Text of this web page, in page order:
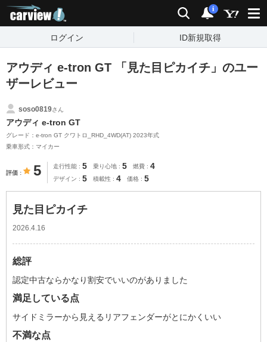
検索 通知
i
ログイン ID新規取得
アウディ e-tron GT 「見た目ピカイチ」のユー
ザーレビュー
soso0819さん
アウディ e-tron GT
グレード：e-tron GT クワトロ_RHD_4WD(AT) 2023年式
乗車形式：マイカー
評価 5 走行性能 5 乗り心地 5 燃費 4
デザイン 5 積載性 4 価格 5
見た目ピカイチ
2026.4.16
総評
認定中古ならかなり割安でいいのがありました
満足している点
サイドミラーから見えるリアフェンダーがとにかくいい
不満な点